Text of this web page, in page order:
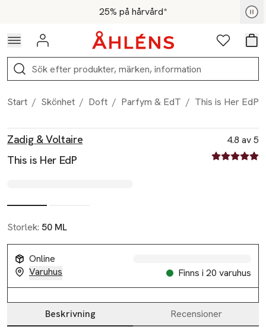
Hoppa till navigationsmenyn25% på hårvård*
För medlemmar - Shoppa nu
Logga in Favoriter
Sök
Start / Skönhet / Doft / Parfym & EdT / This is Her EdP
Zadig & Voltaire
This is Her EdP
4.8 av 5
4.8 av fem
Storlek: 50 ML
Online
Varuhus
Finns i 20 varuhus
Beskrivning Recensioner